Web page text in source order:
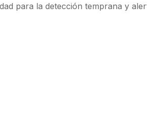
para la detección temprana y